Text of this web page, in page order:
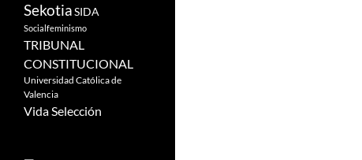
SekotiaSIDA
Socialfeminismo
TRIBUNAL
CONSTITUCIONAL
Universidad Católica de
Valencia
Vida Selección